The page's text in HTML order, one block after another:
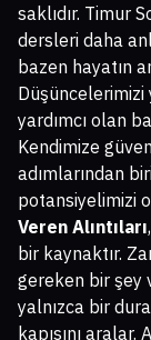
saklıdır. Timur
dersleri daha
bazen hayatın
yardımcı olan
Kendimize
adımlarından
potansiyelimizi
Veren Alıntıları
bir kaynaktır.
gereken bir şey
yalnızca bir
kapısını